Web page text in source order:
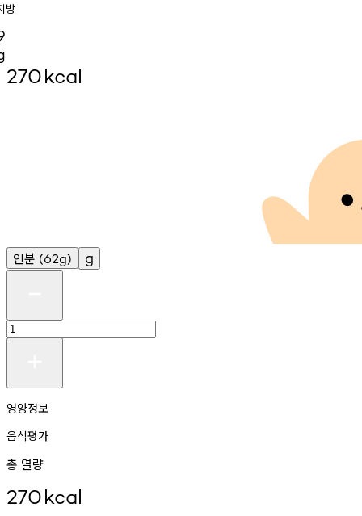
방
270kcal
인분 (62g) g
영양정보
음식평가
총 열량
270kcal